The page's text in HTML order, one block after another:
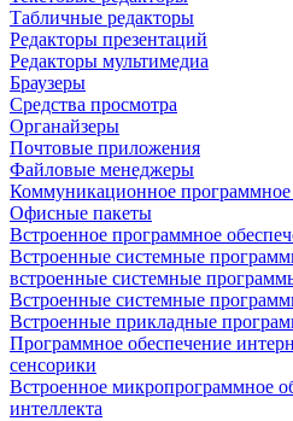
Табличные редакторы
Редакторы презентаций
Редакторы мультимедиа
Браузеры
Средства просмотра
Органайзеры
Почтовые приложения
Файловые менеджеры
Коммуникационное программное
Офисные пакеты
Встроенное программное
Встроенные системные
встроенные системные
Встроенные системные
Встроенные прикладные
Программное обеспечение
сенсорики
Встроенное микропрограммное
интеллекта